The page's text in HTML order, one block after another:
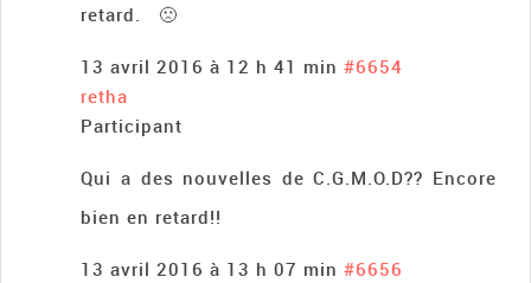
retard. 🙁
13 avril 2016 à 12 h 41 min #6654
retha
Participant
Qui a des nouvelles de C.G.M.O.D?? Encore
bien en retard!!
13 avril 2016 à 13 h 07 min #6656